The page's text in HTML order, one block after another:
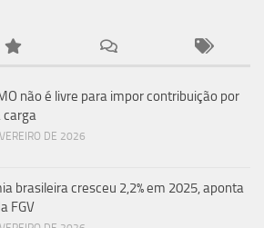
não é livre para impor contribuição por
carga
DE 2026
brasileira cresceu 2,2% em 2025, aponta
FGV